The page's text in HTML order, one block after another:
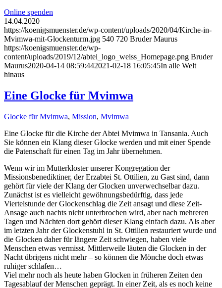
Online spenden
14.04.2020
https://koenigsmuenster.de/wp-content/uploads/2020/04/Kirche-in-
Mvimwa-mit-Glockenturm.jpg 540 720 Bruder Maurus
https://koenigsmuenster.de/wp-
content/uploads/2019/12/abtei_logo_weiss_Homepage.png Bruder
Maurus2020-04-14 08:59:442021-02-18 16:05:45In alle Welt
hinaus
Eine Glocke für Mvimwa
Glocke für Mvimwa, Mission, Mvimwa
Eine Glocke für die Kirche der Abtei Mvimwa in Tansania. Auch
Sie können ein Klang dieser Glocke werden und mit einer Spende
die Patenschaft für einen Tag im Jahr übernehmen.
Wenn wir im Mutterkloster unserer Kongregation der
Missionsbenediktiner, der Erzabtei St. Ottilien, zu Gast sind, dann
gehört für viele der Klang der Glocken unverwechselbar dazu.
Zunächst ist es vielleicht gewöhnungsbedürftig, dass jede
Viertelstunde der Glockenschlag die Zeit ansagt und diese Zeit-
Ansage auch nachts nicht unterbrochen wird, aber nach mehreren
Tagen und Nächten dort gehört dieser Klang einfach dazu. Als aber
im letzten Jahr der Glockenstuhl in St. Ottilien restauriert wurde und
die Glocken daher für längere Zeit schwiegen, haben viele
Menschen etwas vermisst. Mittlerweile läuten die Glocken in der
Nacht übrigens nicht mehr – so können die Mönche doch etwas
ruhiger schlafen…
Viel mehr noch als heute haben Glocken in früheren Zeiten den
Tagesablauf der Menschen geprägt. In einer Zeit, als es noch keine